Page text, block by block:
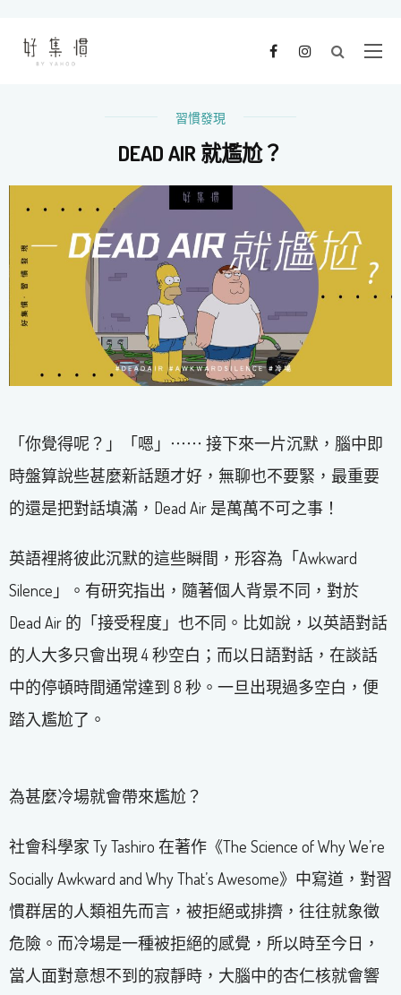
習慣發現
DEAD AIR 就尷尬？
「你覺得呢？」「嗯」⋯⋯ 接下來一片沉默，腦中即
時盤算說些甚麼新話題才好，無聊也不要緊，最重要
的還是把對話填滿，Dead Air 是萬萬不可之事！
英語裡將彼此沉默的這些瞬間，形容為「Awkward
Silence」。有研究指出，隨著個人背景不同，對於
Dead Air 的「接受程度」也不同。比如說，以英語對話
的人大多只會出現 4 秒空白；而以日語對話，在談話
中的停頓時間通常達到 8 秒。一旦出現過多空白，便
踏入尷尬了。
為甚麼冷場就會帶來尷尬？
社會科學家 Ty Tashiro 在著作《The Science of Why We’re
Socially Awkward and Why That’s Awesome》中寫道，對習
慣群居的人類祖先而言，被拒絕或排擠，往往就象徵
危險。而冷場是一種被拒絕的感覺，所以時至今日，
當人面對意想不到的寂靜時，大腦中的杏仁核就會響